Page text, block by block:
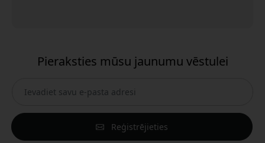
Pieraksties mūsu jaunumu vēstulei
Reģistrējieties